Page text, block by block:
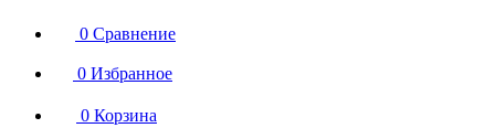
0 Сравнение
0 Избранное
0 Корзина